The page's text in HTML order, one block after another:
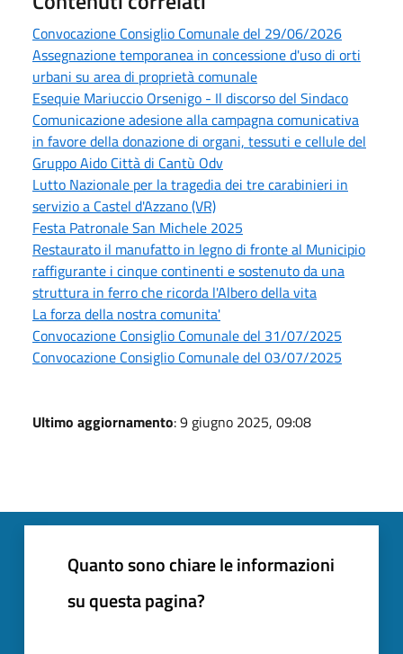
Convocazione Consiglio Comunale del 29/06/2026
Assegnazione temporanea in concessione d'uso di orti
urbani su area di proprietà comunale
Esequie Mariuccio Orsenigo - Il discorso del Sindaco
Comunicazione adesione alla campagna comunicativa
in favore della donazione di organi, tessuti e cellule del
Gruppo Aido Città di Cantù Odv
Lutto Nazionale per la tragedia dei tre carabinieri in
servizio a Castel d'Azzano (VR)
Festa Patronale San Michele 2025
Restaurato il manufatto in legno di fronte al Municipio
raffigurante i cinque continenti e sostenuto da una
struttura in ferro che ricorda l'Albero della vita
La forza della nostra comunita'
Convocazione Consiglio Comunale del 31/07/2025
Convocazione Consiglio Comunale del 03/07/2025
Ultimo aggiornamento: 9 giugno 2025, 09:08
Quanto sono chiare le informazioni
su questa pagina?